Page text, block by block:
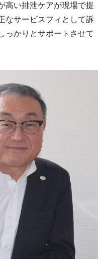
高い排泄ケアが現場で提
なサービスフィとして訴
っかりとサポートさせて